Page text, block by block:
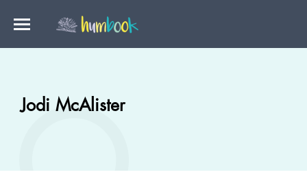
Jodi McAlister